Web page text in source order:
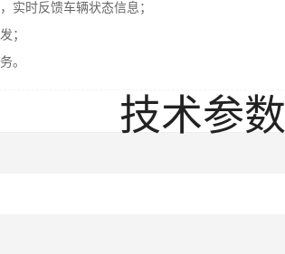
实时反馈车辆状态信息；
；
。
技术参数